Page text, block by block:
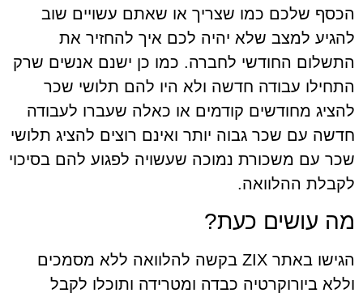
הכסף שלכם כמו שצריך או שאתם עשויים שוב
להגיע למצב שלא יהיה לכם איך להחזיר את
התשלום החודשי לחברה. כמו כן ישנם אנשים שרק
התחילו עבודה חדשה ולא היו להם תלושי שכר
להציג מחודשים קודמים או כאלה שעברו לעבודה
חדשה עם שכר גבוה יותר ואינם רוצים להציג תלושי
שכר עם משכורת נמוכה שעשויה לפגוע להם בסיכוי
לקבלת ההלוואה.
מה עושים כעת?
הגישו באתר ZIX בקשה להלוואה ללא מסמכים
וללא ביורוקרטיה כבדה ומטרידה ותוכלו לקבל